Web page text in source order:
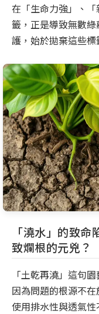
在「生命力強」、
籤，正是導致無數
護，始於拋棄這些
「澆水」的致
致爛根的元兇？
「土乾再澆」這句
因為問題的根源不
使用排水性與透氣